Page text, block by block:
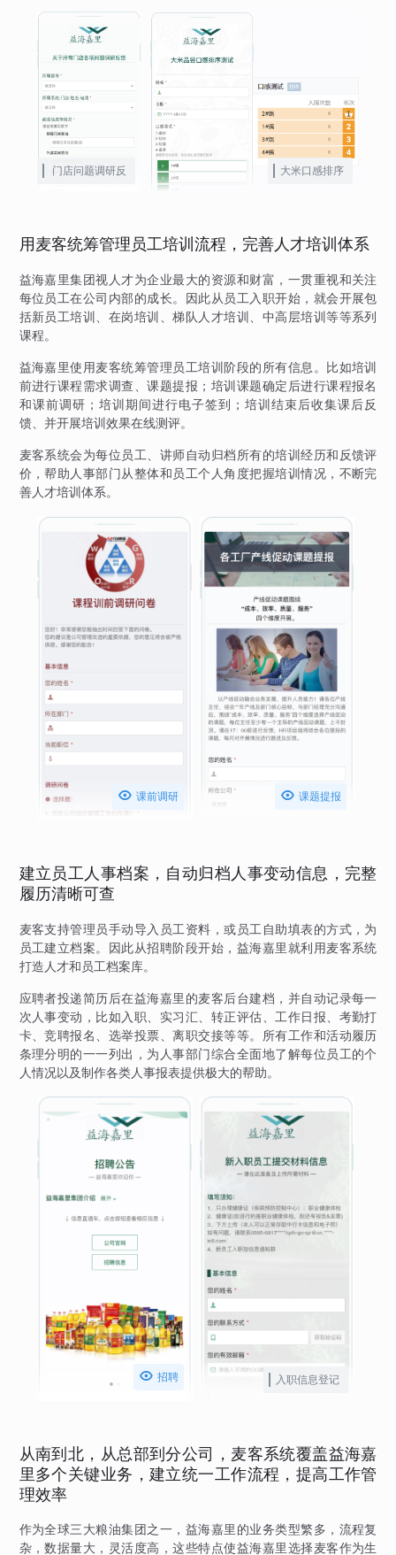
门店问题调研反
大米口感排序
用麦客统筹管理员工培训流程，完善人才培训体系
益海嘉里集团视人才为企业最大的资源和财富，一贯重视和关注
每位员工在公司内部的成长。因此从员工入职开始，就会开展包
括新员工培训、在岗培训、梯队人才培训、中高层培训等等系列
课程。
益海嘉里使用麦客统筹管理员工培训阶段的所有信息。比如培训
前进行课程需求调查、课题提报；培训课题确定后进行课程报名
和课前调研；培训期间进行电子签到；培训结束后收集课后反
馈、并开展培训效果在线测评。
麦客系统会为每位员工、讲师自动归档所有的培训经历和反馈评
价，帮助人事部门从整体和员工个人角度把握培训情况，不断完
善人才培训体系。
 课前调研  课题提报
建立员工人事档案，自动归档人事变动信息，完整
履历清晰可查
麦客支持管理员手动导入员工资料，或员工自助填表的方式，为
员工建立档案。因此从招聘阶段开始，益海嘉里就利用麦客系统
打造人才和员工档案库。
应聘者投递简历后在益海嘉里的麦客后台建档，并自动记录每一
次人事变动，比如入职、实习汇、转正评估、工作日报、考勤打
卡、竞聘报名、选举投票、离职交接等等。所有工作和活动履历
条理分明的一一列出，为人事部门综合全面地了解每位员工的个
人情况以及制作各类人事报表提供极大的帮助。
 招聘 入职信息登记
从南到北，从总部到分公司，麦客系统覆盖益海嘉
里多个关键业务，建立统一工作流程，提高工作管
理效率
作为全球三大粮油集团之一，益海嘉里的业务类型繁多，流程复
杂，数据量大，灵活度高，这些特点使益海嘉里选择麦客作为生